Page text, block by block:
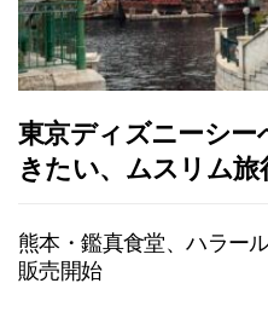
東京ディズニーシ
きたい、ムスリム旅
熊本・鑑真食堂、ハラー
販売開始